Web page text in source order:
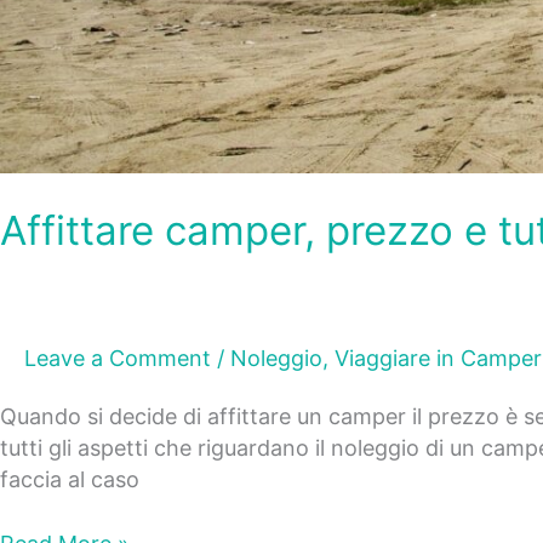
Affittare camper, prezzo e
Leave a Comment / Noleggio, Viaggiare in Camper
Quando si decide di affittare un camper il prezzo è
tutti gli aspetti che riguardano il noleggio di un
faccia al caso